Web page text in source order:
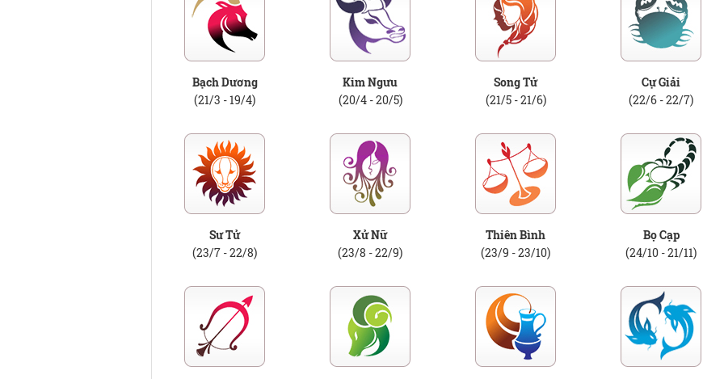
Bạch Dương
(21/3 - 19/4)
Kim Ngưu
(20/4 - 20/5)
Song Tử
(21/5 - 21/6)
Cự Giải
(22/6 - 22/7)
Sư Tử
(23/7 - 22/8)
Xử Nữ
(23/8 - 22/9)
Thiên Bình
(23/9 - 23/10)
Bọ Cạp
(24/10 - 21/11)